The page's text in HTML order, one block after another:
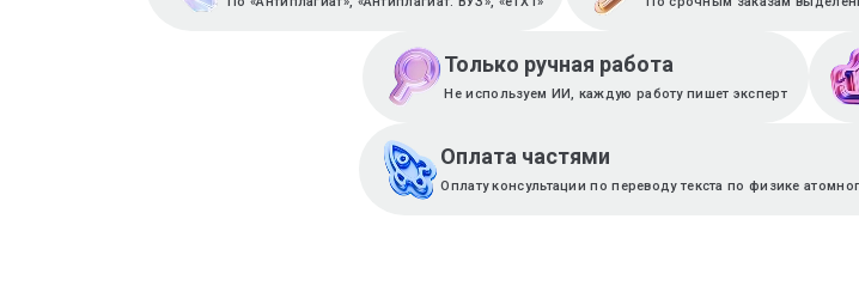
Только ручная работа
Не используем ИИ, каждую работу пишет эксперт
Оплата частями
Оплату консультации по переводу текста по физике